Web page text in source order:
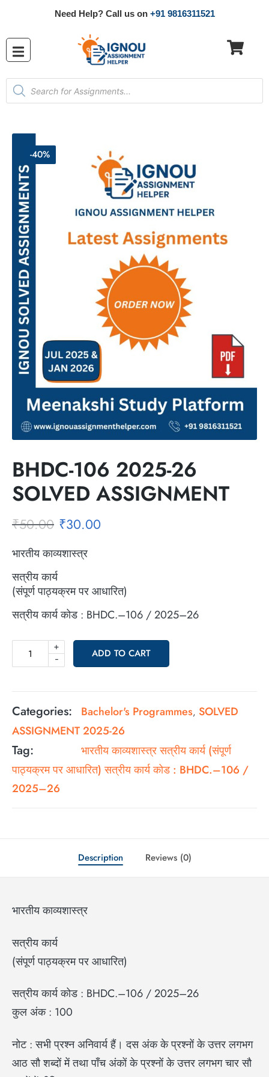
Need Help? Call us on +91 9816311521
-40%
BHDC-106 2025-26
SOLVED ASSIGNMENT
₹50.00 ₹30.00
भारतीय काव्यशास्त्र
सत्रीय कार्य
(संपूर्ण पाठ्यक्रम पर आधारित)
सत्रीय कार्य कोड : BHDC.–106 / 2025–26
-
+
ADD TO CART
Categories: Bachelor's Programmes, SOLVED
ASSIGNMENT 2025-26
Tag:
भारतीय काव्यशास्त्र सत्रीय कार्य (संपूर्ण
पाठ्यक्रम पर आधारित) सत्रीय कार्य कोड : BHDC.–106 /
2025–26
Description Reviews (0)
भारतीय काव्यशास्त्र
सत्रीय कार्य
(संपूर्ण पाठ्यक्रम पर आधारित)
सत्रीय कार्य कोड : BHDC.–106 / 2025–26
कुल अंक : 100
नोट : सभी प्रश्न अनिवार्य हैं। दस अंक के प्रश्नों के उत्तर लगभग
आठ सौ शब्दों में तथा पाँच अंकों के प्रश्नों के उत्तर लगभग चार सौ